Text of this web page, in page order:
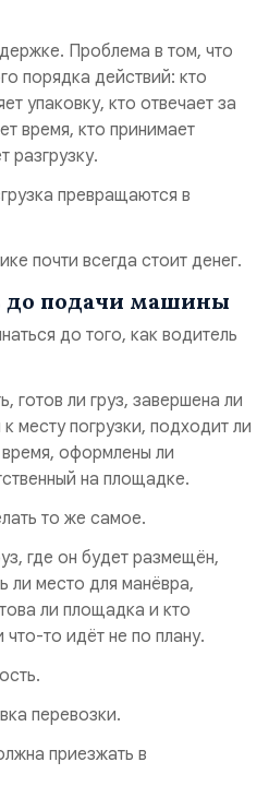
Проблема в том, что
порядка действий: кто
упаковку, кто отвечает за
время, кто принимает
разгрузку.
превращаются в
почти всегда стоит денег.
до подачи машины
до того, как водитель
готов ли груз, завершена ли
месту погрузки, подходит ли
оформлены ли
на площадке.
то же самое.
где он будет размещён,
ли место для манёвра,
ли площадка и кто
то идёт не по плану.
перевозки.
приезжать в